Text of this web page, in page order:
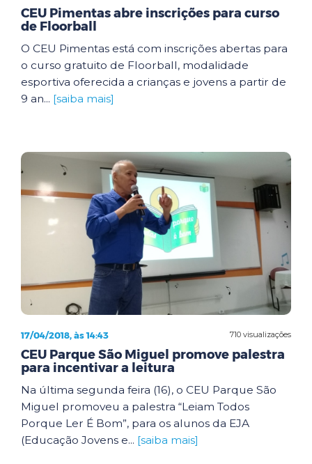
CEU Pimentas abre inscrições para curso
de Floorball
O CEU Pimentas está com inscrições abertas para
o curso gratuito de Floorball, modalidade
esportiva oferecida a crianças e jovens a partir de
9 an... [saiba mais]
710 visualizações
17/04/2018, às 14:43
CEU Parque São Miguel promove palestra
para incentivar a leitura
Na última segunda feira (16), o CEU Parque São
Miguel promoveu a palestra “Leiam Todos
Porque Ler É Bom”, para os alunos da EJA
(Educação Jovens e... [saiba mais]